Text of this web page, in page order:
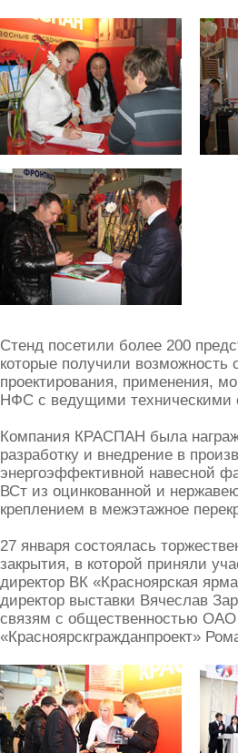
Стенд посетили более 200
которые получили возможность
проектирования, применения,
НФС с ведущими техническими
Компания КРАСПАН была
разработку и внедрение в
энергоэффективной навесной
ВСт из оцинкованной и
креплением в межэтажное
27 января состоялась
закрытия, в которой приняли
директор ВК «Красноярская
директор выставки Вячеслав
связям с общественностью
«Красноярскгражданпроект»